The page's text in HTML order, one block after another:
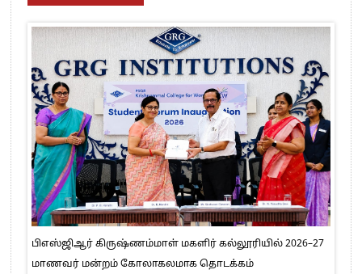
பிஎஸ்ஜிஆர் கிருஷ்ணம்மாள் மகளிர் கல்லூரியில் 2026–27
மாணவர் மன்றம் கோலாகலமாக தொடக்கம்